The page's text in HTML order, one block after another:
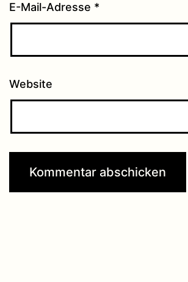
E-Mail-Adresse *
Website